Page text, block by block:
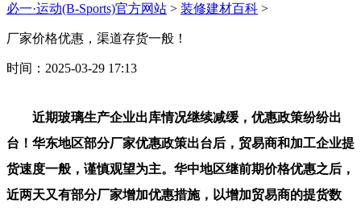
必一·运动(B-Sports)官方网站 > 装修建材百科 >
厂家价格优惠，渠道存货一般！
时间：2025-03-29 17:13
近期玻璃生产企业出库情况继续减缓，优惠政策纷纷出
台！华东地区部分厂家优惠政策出台后，贸易商和加工企业提
货速度一般，谨慎观望为主。华中地区继前期价格优惠之后，
近两天又有部分厂家增加优惠措施，以增加贸易商的提货数